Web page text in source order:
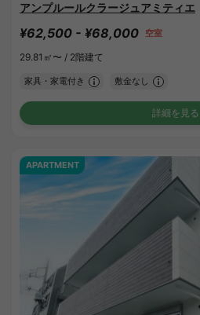
アンプルールクラージュアミティエ
¥62,500 - ¥68,000 空室
29.81㎡〜 / 2階建て
家具・家電付き 敷金なし
詳細を見る
APARTMENT